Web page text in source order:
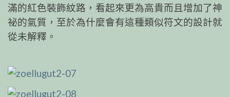
滿的紅色裝飾紋路，看起來更為高貴而且增加了神
祕的氣質，至於為什麼會有這種類似符文的設計就
從未解釋。